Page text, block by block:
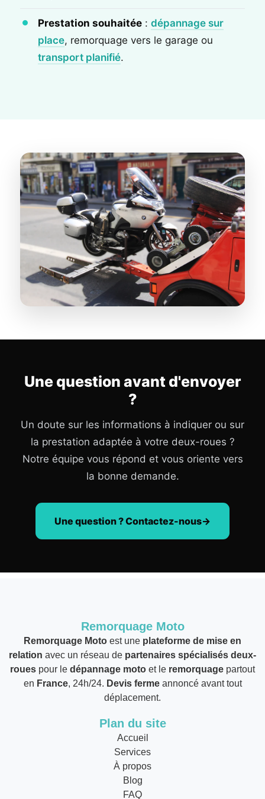
Prestation souhaitée : dépannage sur
place, remorquage vers le garage ou
transport planifié.
Une question avant d'envoyer
?
Un doute sur les informations à indiquer ou sur
la prestation adaptée à votre deux-roues ?
Notre équipe vous répond et vous oriente vers
la bonne demande.
Une question ? Contactez-nous
Remorquage Moto
Remorquage Moto est une plateforme de mise en
relation avec un réseau de partenaires spécialisés deux-
roues pour le dépannage moto et le remorquage partout
en France, 24h/24. Devis fermeannoncé avant tout
déplacement.
Plan du site
Accueil
Services
À propos
Blog
FAQ